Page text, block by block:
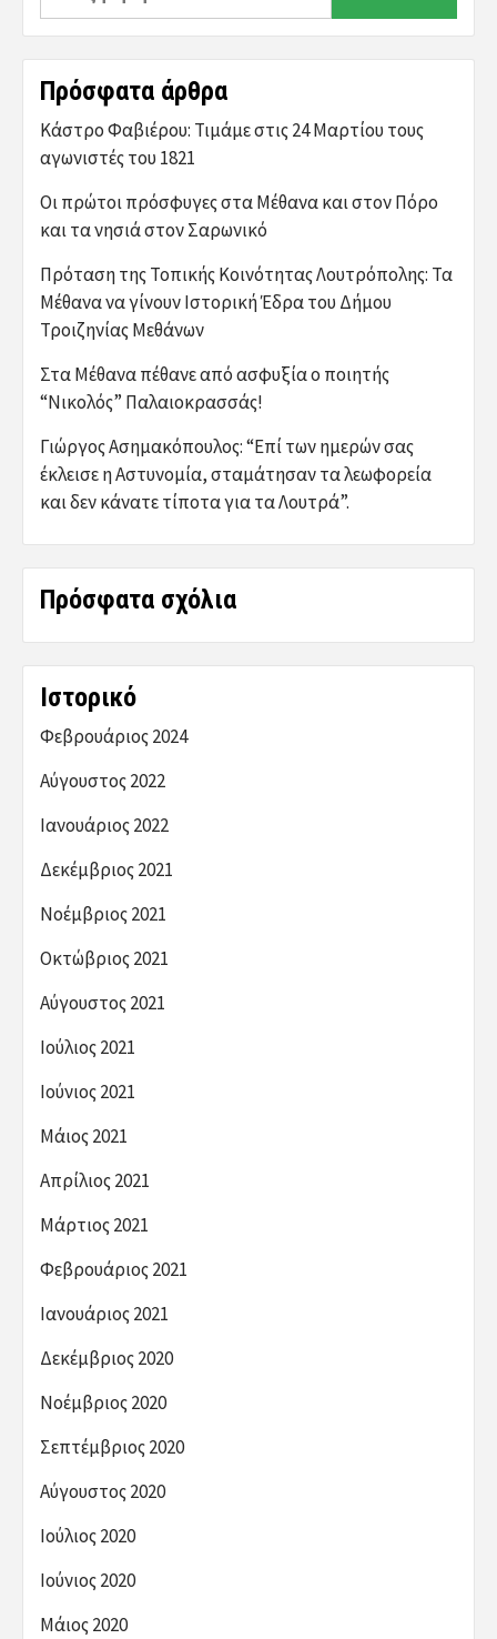
Πρόσφατα άρθρα
Κάστρο Φαβιέρου: Τιμάμε στις 24 Μαρτίου τους
αγωνιστές του 1821
Οι πρώτοι πρόσφυγες στα Μέθανα και στον Πόρο
και τα νησιά στον Σαρωνικό
Πρόταση της Τοπικής Κοινότητας Λουτρόπολης: Τα
Μέθανα να γίνουν Ιστορική Έδρα του Δήμου
Τροιζηνίας Μεθάνων
Στα Μέθανα πέθανε από ασφυξία ο ποιητής
“Νικολός” Παλαιοκρασσάς!
Γιώργος Ασημακόπουλος: “Επί των ημερών σας
έκλεισε η Αστυνομία, σταμάτησαν τα λεωφορεία
και δεν κάνατε τίποτα για τα Λουτρά”.
Πρόσφατα σχόλια
Ιστορικό
Φεβρουάριος 2024
Αύγουστος 2022
Ιανουάριος 2022
Δεκέμβριος 2021
Νοέμβριος 2021
Οκτώβριος 2021
Αύγουστος 2021
Ιούλιος 2021
Ιούνιος 2021
Μάιος 2021
Απρίλιος 2021
Μάρτιος 2021
Φεβρουάριος 2021
Ιανουάριος 2021
Δεκέμβριος 2020
Νοέμβριος 2020
Σεπτέμβριος 2020
Αύγουστος 2020
Ιούλιος 2020
Ιούνιος 2020
Μάιος 2020